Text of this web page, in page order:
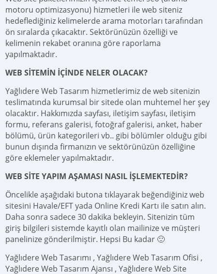
motoru optimizasyonu) hizmetleri ile web siteniz
hedeflediğiniz kelimelerde arama motorları tarafından
ön sıralarda çıkacaktır. Sektörünüzün özelliği ve
kelimenin rekabet oranına göre raporlama
yapılmaktadır.
WEB SİTEMİN İÇİNDE NELER OLACAK?
Yağlıdere Web Tasarım hizmetlerimiz de web sitenizin
teslimatında kurumsal bir sitede olan muhtemel her şey
olacaktır. Hakkımızda sayfası, iletişim sayfası, iletişim
formu, referans galerisi, fotoğraf galerisi, anket, haber
bölümü, ürün kategorileri vb.. gibi bölümler olduğu gibi
bunun dışında firmanızın ve sektörünüzün özelliğine
göre eklemeler yapılmaktadır.
WEB SİTE YAPIM AŞAMASI NASIL İŞLEMEKTEDİR?
Öncelikle aşağıdaki butona tıklayarak beğendiğiniz web
sitesini Havale/EFT yada Online Kredi Kartı ile satın alın.
Daha sonra sadece 30 dakika bekleyin. Sitenizin tüm
giriş bilgileri sistemde kayıtlı olan mailinize ve müşteri
panelinize gönderilmiştir. Hepsi Bu kadar 🙂
Yağlıdere Web Tasarımı , Yağlıdere Web Tasarım Ofisi ,
Yağlıdere Web Tasarım Ajansı , Yağlıdere Web Site